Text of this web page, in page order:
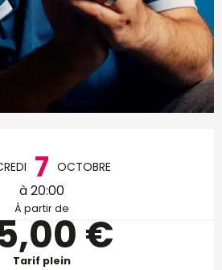
et coordonnées
7 OCTOBRE
à 20:00
À partir de
€
Tarif plein